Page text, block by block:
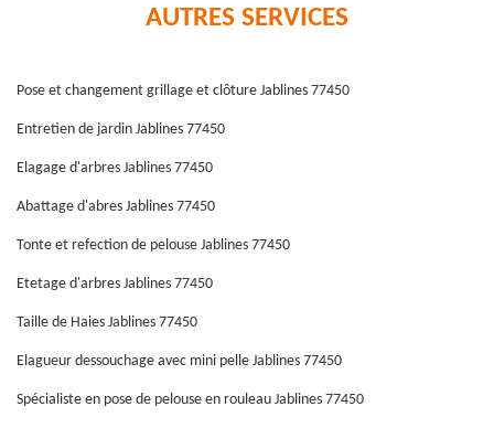
AUTRES SERVICES
Pose et changement grillage et clôture Jablines 77450
Entretien de jardin Jablines 77450
Elagage d'arbres Jablines 77450
Abattage d'abres Jablines 77450
Tonte et refection de pelouse Jablines 77450
Etetage d'arbres Jablines 77450
Taille de Haies Jablines 77450
Elagueur dessouchage avec mini pelle Jablines 77450
Spécialiste en pose de pelouse en rouleau Jablines 77450